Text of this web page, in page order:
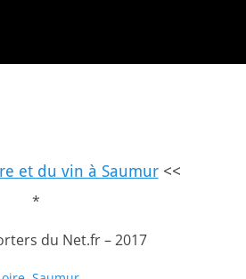
et du vin à Saumur<<
*
du Net.fr – 2017